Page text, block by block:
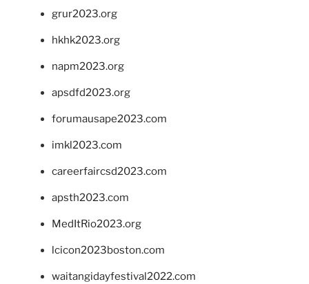
grur2023.org
hkhk2023.org
napm2023.org
apsdfd2023.org
forumausape2023.com
imkl2023.com
careerfaircsd2023.com
apsth2023.com
MedItRio2023.org
lcicon2023boston.com
waitangidayfestival2022.com